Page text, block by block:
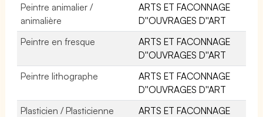
Peintre animalier /
animalière
ARTS ET FACONNAGE
D''OUVRAGES D''ART
Peintre en fresque
ARTS ET FACONNAGE
D''OUVRAGES D''ART
Peintre lithographe
ARTS ET FACONNAGE
D''OUVRAGES D''ART
Plasticien / Plasticienne
ARTS ET FACONNAGE